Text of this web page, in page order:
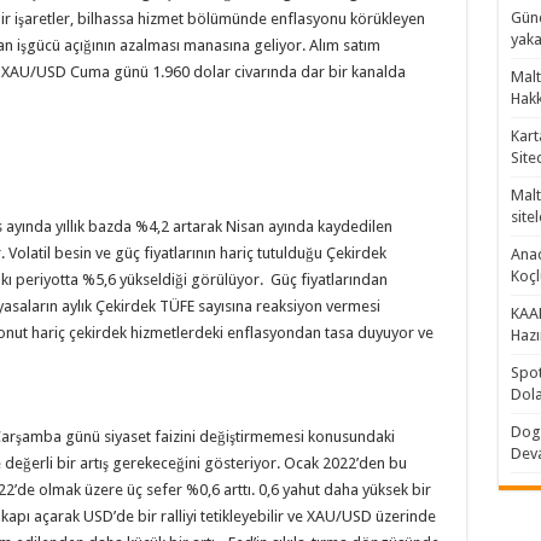
işaretler, bilhassa hizmet bölümünde enflasyonu körükleyen
açığının azalması manasına geliyor. Alım satım
USD Cuma günü 1.960 dolar civarında dar bir kanalda
ayında yıllık bazda %4,2 artarak Nisan ayında kaydedilen
Volatil besin ve güç fiyatlarının hariç tutulduğu Çekirdek
periyotta %5,6 yükseldiği görülüyor. Güç fiyatlarından
aylık Çekirdek TÜFE sayısına reaksiyon vermesi
hariç çekirdek hizmetlerdeki enflasyondan tasa duyuyor ve
günü siyaset faizini değiştirmemesi konusundaki
bir artış gerekeceğini gösteriyor. Ocak 2022’den bu
olmak üzere üç sefer %0,6 arttı. 0,6 yahut daha yüksek bir
açarak USD’de bir ralliyi tetikleyebilir ve XAU/USD üzerinde